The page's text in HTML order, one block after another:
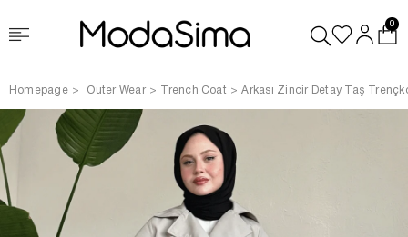
0
Homepage Outer Wear Trench Coat Arkası Zincir Detay Taş